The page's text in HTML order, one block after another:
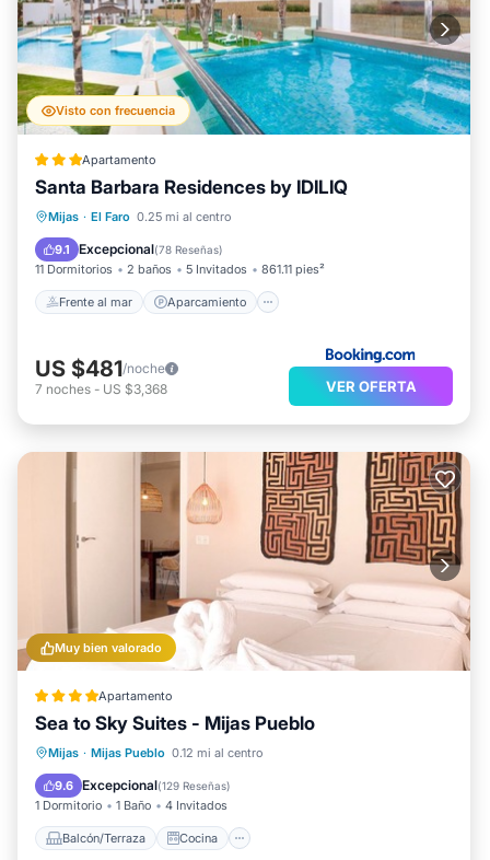
Visto con frecuencia
Apartamento
Santa Barbara Residences by IDILIQ
Mijas · El Faro 0.25 mi al centro
9.1 Excepcional(78 Reseñas)
11 Dormitorios 2 baños 5 Invitados 861.11 pies²
Frente al mar Aparcamiento
Frente al mar Aparcamiento
Vista al mar
US $481/noche
7 noches - US $3,368 VER OFERTA
Muy bien valorado
Apartamento
Sea to Sky Suites - Mijas Pueblo
Mijas · Mijas Pueblo 0.12 mi al centro
9.6 Excepcional(129 Reseñas)
1 Dormitorio 1 Baño 4 Invitados
Balcón/Terraza Cocina
Balcón/Terraza
Cocina
Aire acondicionado